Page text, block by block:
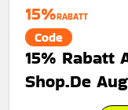
15%RABATT
Code
15% Rabatt
Shop.De